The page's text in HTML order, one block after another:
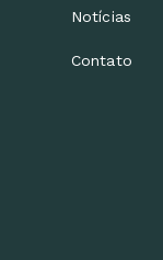
Notícias
Contato